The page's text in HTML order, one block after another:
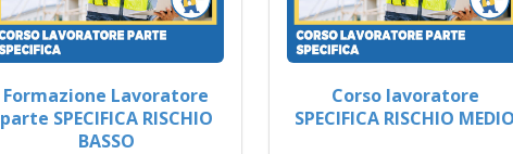
Formazione Lavoratore
parte SPECIFICA RISCHIO
BASSO
Corso lavoratore
SPECIFICA RISCHIO